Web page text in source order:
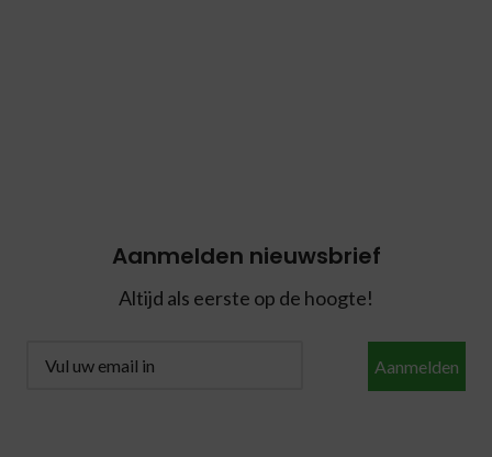
Aanmelden nieuwsbrief
Altijd als eerste op de hoogte!
Aanmelden